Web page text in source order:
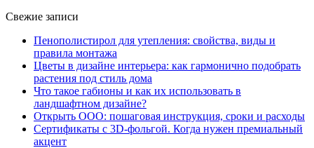
Свежие записи
Пенополистирол для утепления: свойства, виды и
правила монтажа
Цветы в дизайне интерьера: как гармонично подобрать
растения под стиль дома
Что такое габионы и как их использовать в
ландшафтном дизайне?
Открыть ООО: пошаговая инструкция, сроки и расходы
Сертификаты с 3D-фольгой. Когда нужен премиальный
акцент